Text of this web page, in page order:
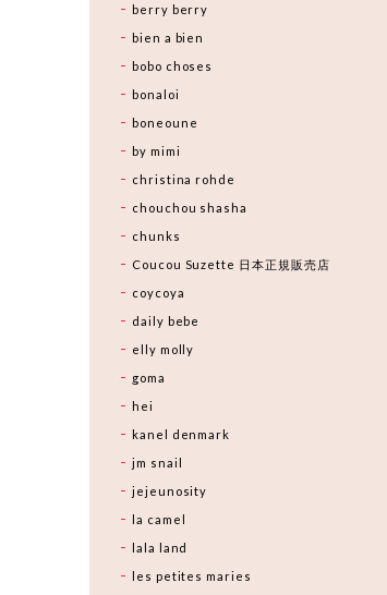
berry berry
bien a bien
bobo choses
bonaloi
boneoune
by mimi
christina rohde
chouchou shasha
chunks
Coucou Suzette 日本正規販売店
coycoya
daily bebe
elly molly
goma
hei
kanel denmark
jm snail
jejeunosity
la camel
lala land
les petites maries